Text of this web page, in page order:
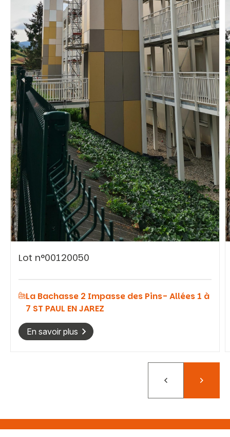
Vous recherchez&nbsp;:
Rechercher
Lot n°00120050
La Bachasse 2 Impasse des Pins- Allées 1 à
7 ST PAUL EN JAREZ
En savoir plus
PrécédentSuivant